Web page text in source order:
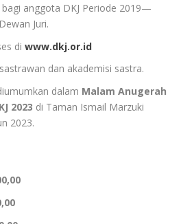
anggota DKJ Periode 2019—
Juri.
di www.dkj.or.id
dan akademisi sastra.
dalam Malam Anugerah
2023 di Taman Ismail Marzuki
2023.